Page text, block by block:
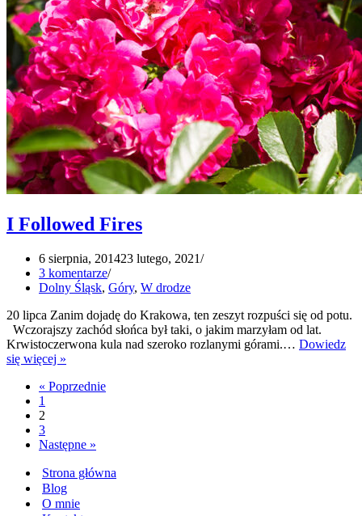
I Followed Fires
6 sierpnia, 201423 lutego, 2021
3 komentarze
Dolny Śląsk, Góry, W drodze
20 lipca Zanim dojadę do Krakowa, ten zeszyt rozpuści się od potu.
Wczorajszy zachód słońca był taki, o jakim marzyłam od lat.
Krwistoczerwona kula nad szeroko rozlanymi górami.… Dowiedz
się więcej »
Fires
« Poprzednie
1
2
3
Następne »
Strona główna
Blog
O mnie